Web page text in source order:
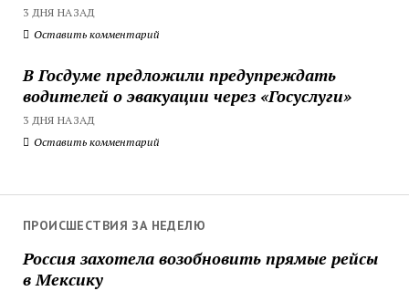
3 ДНЯ НАЗАД
Оставить комментарий
В Госдуме предложили предупреждать
водителей о эвакуации через «Госуслуги»
3 ДНЯ НАЗАД
Оставить комментарий
ПРОИСШЕСТВИЯ ЗА НЕДЕЛЮ
Россия захотела возобновить прямые рейсы
в Мексику